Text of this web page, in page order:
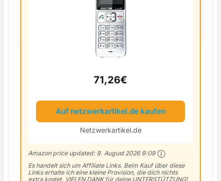
71,26€
Auf netzwerkartikel.de kaufen
Netzwerkartikel.de
Amazon price updated: 9. August 2026 9:09
Es handelt sich um Affiliate Links. Beim Kauf über diese
Links erhalte ich eine kleine Provision, die dich nichts
extra kostet. VIELEN DANK für deine UNTERSTÜTZUNG!